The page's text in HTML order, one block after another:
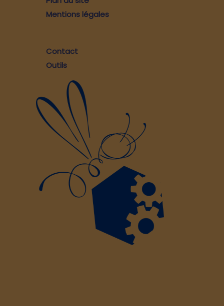
Mentions légales
Contact
Outils